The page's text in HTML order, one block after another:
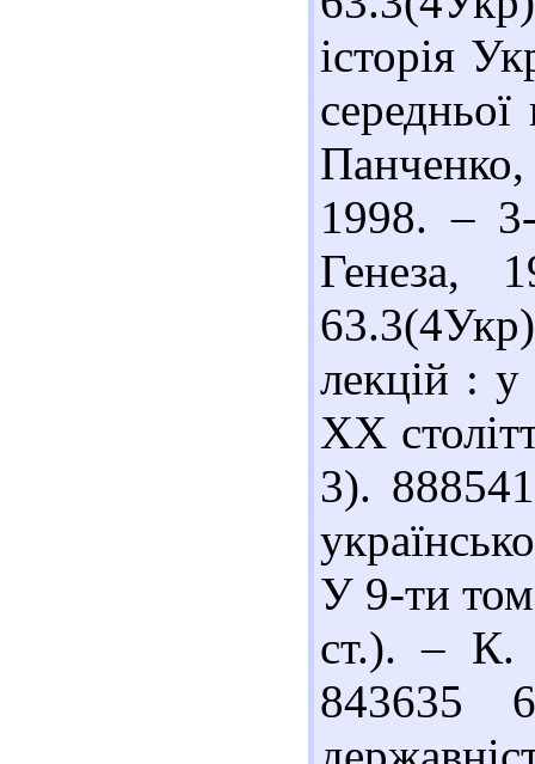
історія
1998. –
Генеза,
лекцій :
ХХ
3).
У 9-ти
ст.). – К.
843635